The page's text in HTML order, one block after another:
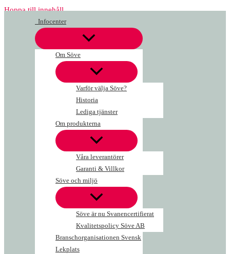
Hoppa till innehåll
Infocenter
Om Söve
Varför välja Söve?
Historia
Lediga tjänster
Om produkterna
Våra leverantörer
Garanti & Villkor
Söve och miljö
Söve är nu Svanencertifierat
Kvalitetspolicy Söve AB
Branschorganisationen Svensk
Lekplats